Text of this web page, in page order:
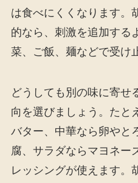
は食べにくくなります。
的なら、刺激を追加する
菜、ご飯、麺などで受け
どうしても別の味に寄せ
向を選びましょう。たと
バター、中華なら卵やと
腐、サラダならマヨネー
レッシングが使えます。